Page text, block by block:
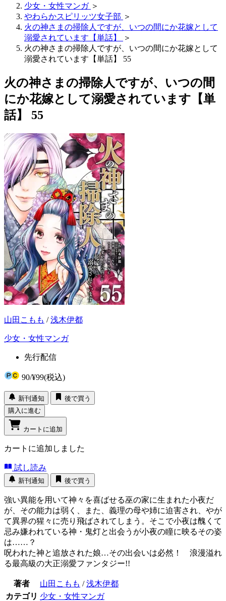
少女・女性マンガ ＞
やわらかスピリッツ女子部 ＞
火の神さまの掃除人ですが、いつの間にか花嫁として
溺愛されています【単話】
＞
火の神さまの掃除人ですが、いつの間にか花嫁として
溺愛されています【単話】 55
火の神さまの掃除人ですが、いつの間
にか花嫁として溺愛されています【単
話】 55
山田こもも /浅木伊都
少女・女性マンガ
先行配信
90/¥99(税込)
新刊通知
後で買う
購入に進む
カートに追加
カートに追加しました
試し読み
新刊通知 後で買う
強い異能を用いて神々を喜ばせる巫の家に生まれた小夜だ
が、その能力は弱く、また、義理の母や姉に迫害され、やが
て異界の猩々に売り飛ばされてしまう。そこで小夜は醜くて
忌み嫌われている神・鬼灯と出会うが小夜の瞳に映るその姿
は……？
呪われた神と追放された娘…その出会いは必然！ 浪漫溢れ
る最高級の大正溺愛ファンタジー!!
著者 山田こもも /浅木伊都
カテゴリ 少女・女性マンガ